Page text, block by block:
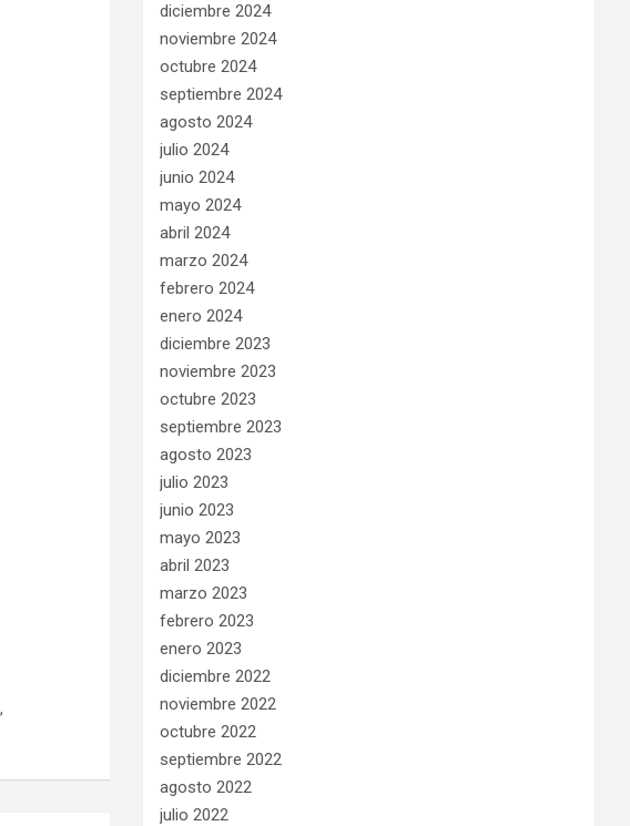
,
diciembre 2024
noviembre 2024
octubre 2024
septiembre 2024
agosto 2024
julio 2024
junio 2024
mayo 2024
abril 2024
marzo 2024
febrero 2024
enero 2024
diciembre 2023
noviembre 2023
octubre 2023
septiembre 2023
agosto 2023
julio 2023
junio 2023
mayo 2023
abril 2023
marzo 2023
febrero 2023
enero 2023
diciembre 2022
noviembre 2022
octubre 2022
septiembre 2022
agosto 2022
julio 2022